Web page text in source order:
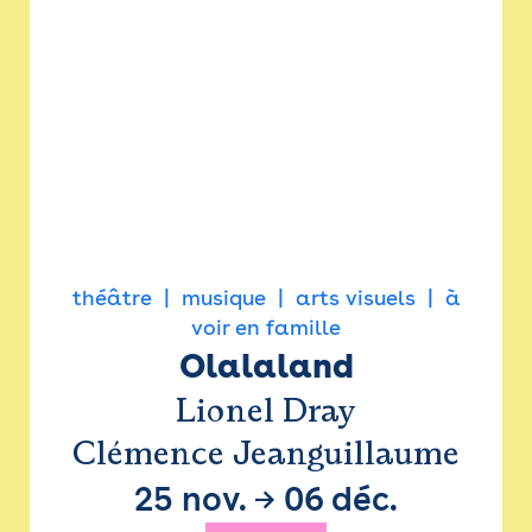
théâtre musique arts visuels
à
voir en famille
Olalaland
Lionel Dray
Clémence Jeanguillaume
25 nov. → 06 déc.